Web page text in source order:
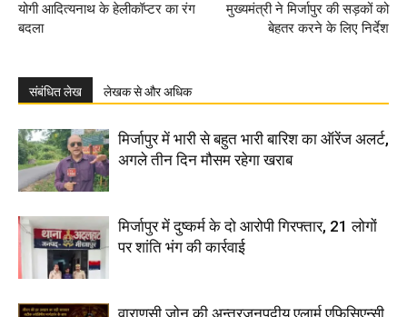
योगी आदित्यनाथ के हेलीकॉप्टर का रंग
बदला
मुख्यमंत्री ने मिर्जापुर की सड़कों को
बेहतर करने के लिए निर्देश
संबंधित लेख लेखक से और अधिक
मिर्जापुर में भारी से बहुत भारी बारिश का ऑरेंज अलर्ट,
अगले तीन दिन मौसम रहेगा खराब
मिर्जापुर में दुष्कर्म के दो आरोपी गिरफ्तार, 21 लोगों
पर शांति भंग की कार्रवाई